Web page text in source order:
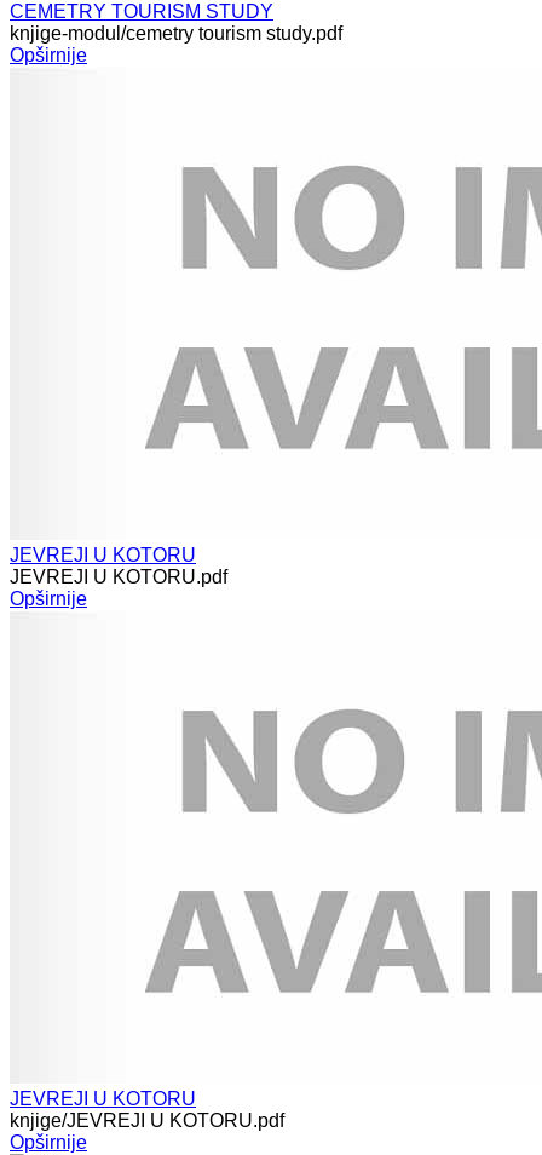
CEMETRY TOURISM STUDY
knjige-modul/cemetry tourism study.pdf
Opširnije
JEVREJI U KOTORU
JEVREJI U KOTORU.pdf
Opširnije
JEVREJI U KOTORU
knjige/JEVREJI U KOTORU.pdf
Opširnije